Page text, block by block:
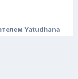
Yatudhana